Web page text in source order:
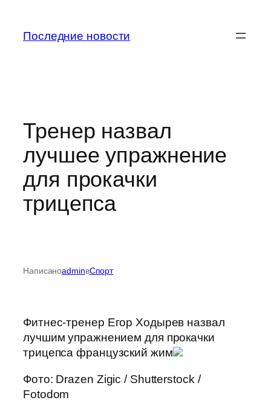
содержимому
Последние новости
Тренер назвал
лучшее упражнение
для прокачки
трицепса
НаписаноadminвСпорт
Фитнес-тренер Егор Ходырев назвал
лучшим упражнением для прокачки
трицепса французский жим
Фото: Drazen Zigic / Shutterstock /
Fotodom